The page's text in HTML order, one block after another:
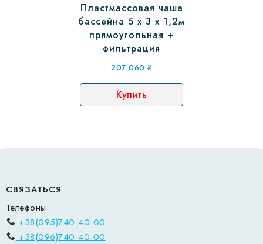
Пластмассовая чаша
бассейна 5 х 3 х 1,2м
прямоугольная +
фильтрация
207 060₴
Купить
СВЯЗАТЬСЯ
Телефоны:
+38(095)740-40-00
+38(096)740-40-00